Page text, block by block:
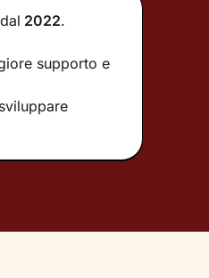
dal 2022.
supporto e